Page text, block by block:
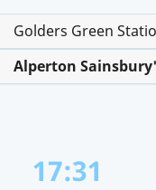
Golders Green
Alperton
17:31